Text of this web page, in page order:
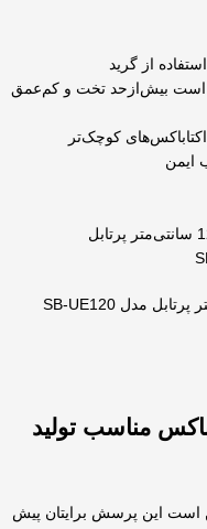
از گرید
است بیش‌ازحد تخت و کم‌عمق
کوچک‌تر
ایمن
مناسب تولید
است این پرسش برایتان پیش